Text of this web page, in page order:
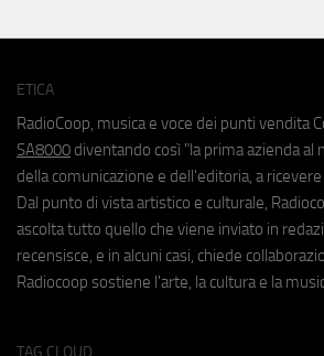
ETICA
RadioCoop, musica e voce dei punti vendita
SA8000 diventando così "la prima azienda al
della comunicazione e dell'editoria, a
Dal punto di vista artistico e culturale,
ascolta tutto quello che viene inviato in
recensisce, e in alcuni casi, chiede
Radiocoop sostiene l'arte, la cultura e la
TAG CLOUD